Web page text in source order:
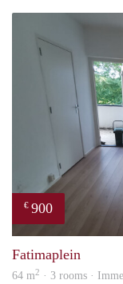
€ 900
Fatimaplein
64 m2 · 3 rooms ·